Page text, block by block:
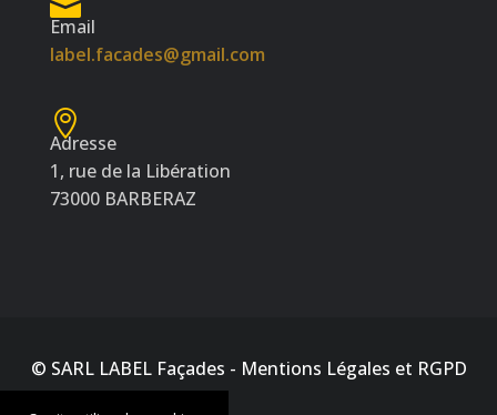
Email
label.facades@gmail.com
Adresse
1, rue de la Libération
73000 BARBERAZ
© SARL LABEL Façades - Mentions Légales et RGPD